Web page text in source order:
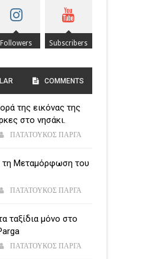
Followers Subscribers
COMMENTS
της εικόνας της
στο νησάκι.
ΠΑΤΑΤΟΥΚΟΣ ΠΑΡΓΑ
τη Μεταμόρφωση του
ΠΑΤΑΤΟΥΚΟΣ ΠΑΡΓΑ
ταξίδια μόνο στο
ΠΑΤΑΤΟΥΚΟΣ ΠΑΡΓΑ